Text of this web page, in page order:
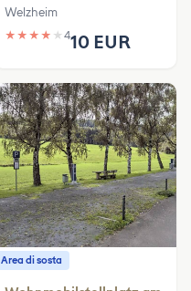
Welzheim
★ ★ ★ ★ ★ 410 EUR
Area di sosta